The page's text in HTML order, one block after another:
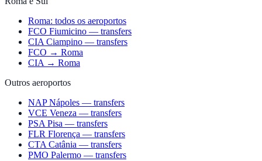
Roma: todos os aeroportos
FCO Fiumicino — transfers
CIA Ciampino — transfers
FCO → Roma
CIA → Roma
Outros aeroportos
NAP Nápoles — transfers
VCE Veneza — transfers
PSA Pisa — transfers
FLR Florença — transfers
CTA Catânia — transfers
PMO Palermo — transfers